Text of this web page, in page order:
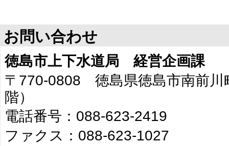
お問い合わせ
徳島市上下水道局 経営企画課
〒770-0808 徳島県徳島市南前川
階）
電話番号：088-623-2419
ファクス：088-623-1027